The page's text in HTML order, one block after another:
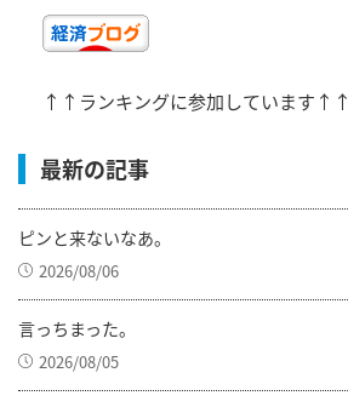
↑↑ランキングに参加しています↑↑
最新の記事
ピンと来ないなあ。
2026/08/06
言っちまった。
2026/08/05